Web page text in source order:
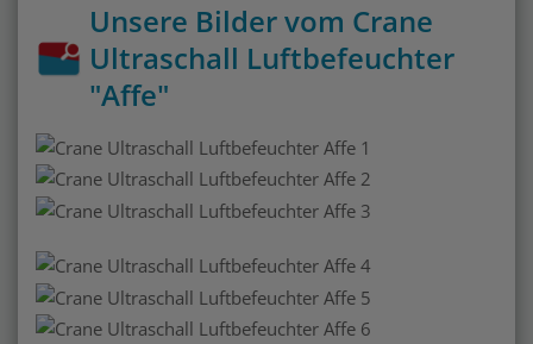
Unsere Bilder vom Crane
Ultraschall Luftbefeuchter
"Affe"